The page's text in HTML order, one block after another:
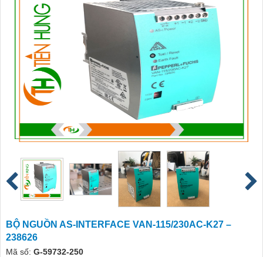
BỘ NGUỒN AS-INTERFACE VAN-115/230AC-K27 –
238626
Mã số: G-59732-250